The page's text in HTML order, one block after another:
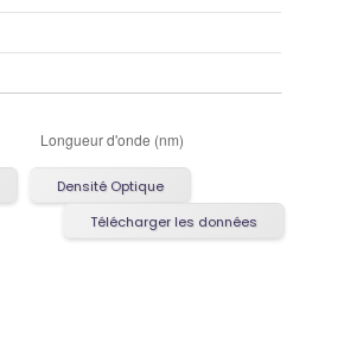
Densité Optique
Télécharger les données